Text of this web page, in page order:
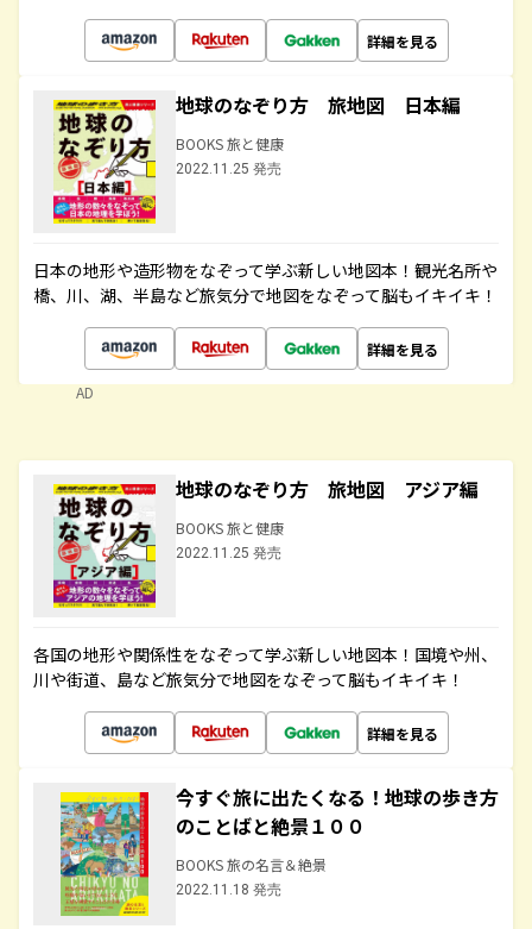
詳細を見る
地球のなぞり方 旅地図 日本編
BOOKS 旅と健康
2022.11.25 発売
日本の地形や造形物をなぞって学ぶ新しい地図本！観光名所や
橋、川、湖、半島など旅気分で地図をなぞって脳もイキイキ！
詳細を見る
AD
地球のなぞり方 旅地図 アジア編
BOOKS 旅と健康
2022.11.25 発売
各国の地形や関係性をなぞって学ぶ新しい地図本！国境や州、
川や街道、島など旅気分で地図をなぞって脳もイキイキ！
詳細を見る
今すぐ旅に出たくなる！地球の歩き方
のことばと絶景１００
BOOKS 旅の名言＆絶景
2022.11.18 発売